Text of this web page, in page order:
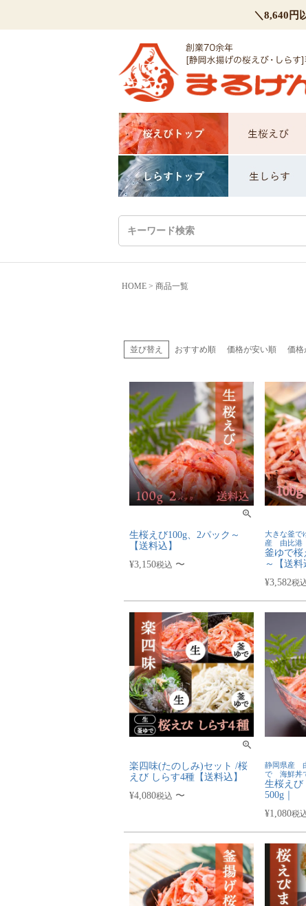
＼8,640円
HOME 商品一覧
並び替え おすすめ順 価格が安い順 価格
生桜えび100g、2パック～
【送料込】
¥3,150税込 〜
大きな釜で
産 由比港
釜ゆで桜
～【送料
¥3,582税
楽四味(たのしみ)セット /桜
えび しらす4種【送料込】
¥4,080税込 〜
静岡県産
で 海鮮丼
生桜えび
500g｜
¥1,080税